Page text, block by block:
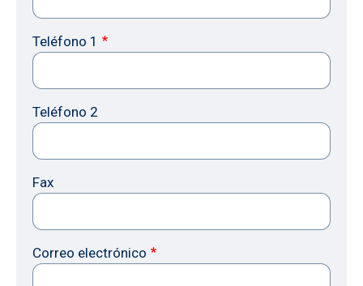
Teléfono 1
Teléfono 2
Fax
Correo electrónico